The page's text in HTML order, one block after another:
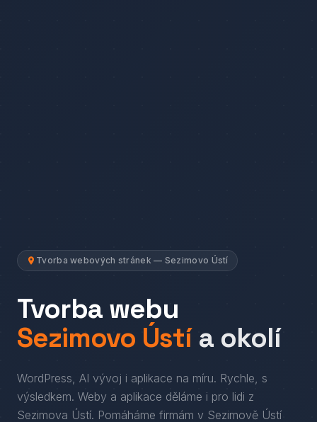
Tvorba webových stránek — Sezimovo Ústí
Tvorba webu
Sezimovo Ústí a okolí
WordPress, AI vývoj i aplikace na míru. Rychle, s
výsledkem. Weby a aplikace děláme i pro lidi z
Sezimova Ústí. Pomáháme firmám v Sezimově Ústí